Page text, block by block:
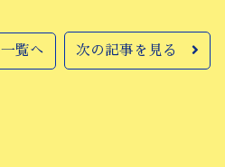
一覧へ 次の記事を見る